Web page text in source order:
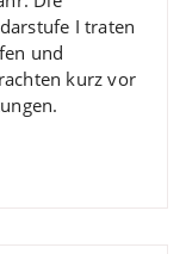
I traten
und
kurz vor